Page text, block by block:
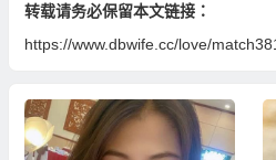
转载请务必保留本文链接：
https://www.dbwife.cc/love/